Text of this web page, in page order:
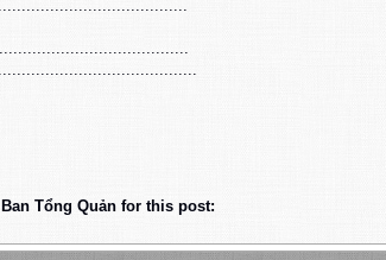
Tổng Quản for this post: